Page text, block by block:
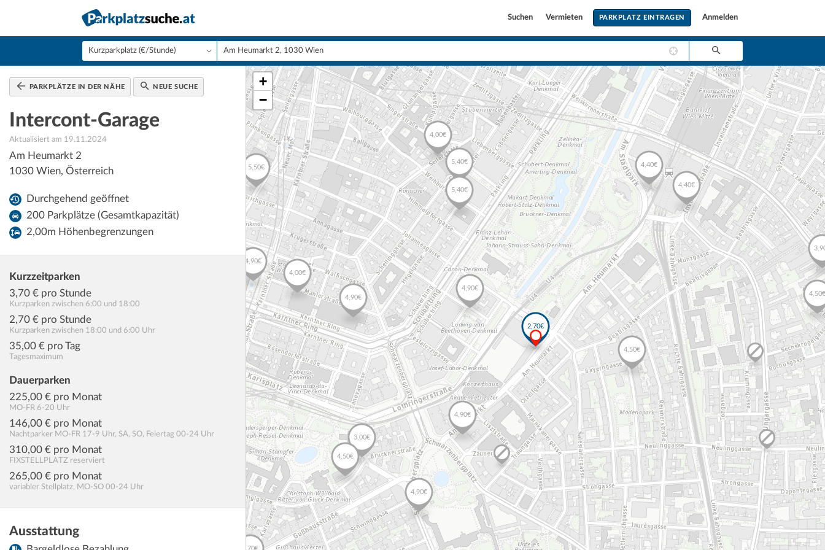
Suchen Vermieten PARKPLATZ EINTRAGEN Anmelden
PARKPLÄTZE IN DER NÄHE NEUE SUCHE
Intercont-Garage
Aktualisiert am 19.11.2024
Am Heumarkt 2
1030 Wien, Österreich
Durchgehend geöffnet
200 Parkplätze (Gesamtkapazität)
2,00m Höhenbegrenzungen
Kurzzeitparken
3,70 € pro Stunde
Kurzparken zwischen 6:00 und 18:00
2,70 € pro Stunde
Kurzparken zwischen 18:00 und 6:00 Uhr
35,00 € pro Tag
Tagesmaximum
Dauerparken
225,00 € pro Monat
MO-FR 6-20 Uhr
146,00 € pro Monat
Nachtparker MO-FR 17-9 Uhr, SA, SO, Feiertag 00-24 Uhr
310,00 € pro Monat
FIXSTELLPLATZ reserviert
265,00 € pro Monat
variabler Stellplatz, MO-SO 00-24 Uhr
Ausstattung
+
−